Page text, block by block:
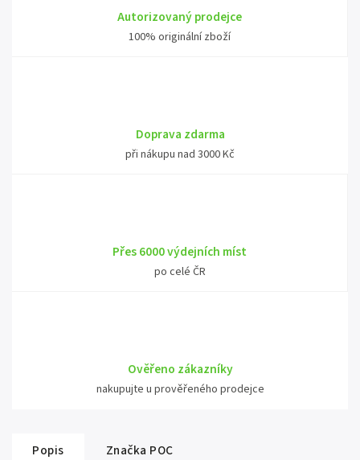
Autorizovaný prodejce
100% originální zboží
Doprava zdarma
při nákupu nad 3000 Kč
Přes 6000 výdejních míst
po celé ČR
Ověřeno zákazníky
nakupujte u prověřeného prodejce
Popis Značka POC